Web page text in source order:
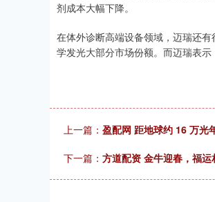
剂成本大幅下降。
在体外诊断高端设备领域，迈瑞还
学发光大部分市场份额。而迈瑞表
上一篇： 盈配网 距地球约 16 万光
下一篇： 方道配资 金牛迎春，福